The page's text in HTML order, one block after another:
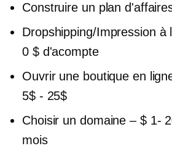
Construire un plan
Dropshipping/Impression
0 $ d'acompte
Ouvrir une boutique en
5$ - 25$
Choisir un domaine – $ 1-
mois